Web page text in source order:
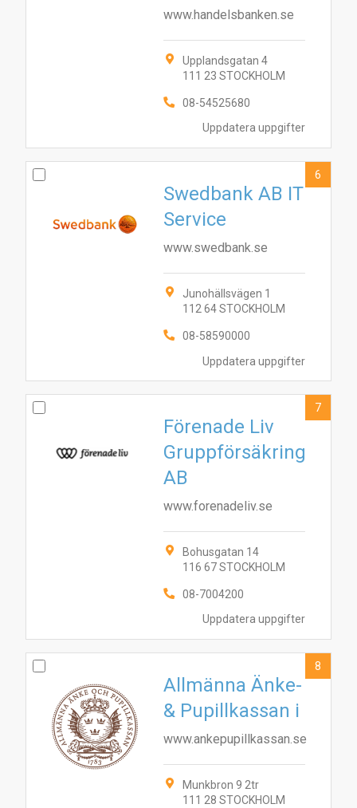
Uppdatera uppgifter
www.handelsbanken.se
Upplandsgatan 4
111 23 STOCKHOLM
08-54525680
Uppdatera uppgifter
Swedbank AB IT
Service
www.swedbank.se
Junohällsvägen 1
112 64 STOCKHOLM
08-58590000
6
Uppdatera uppgifter
Förenade Liv
Gruppförsäkring
AB
www.forenadeliv.se
Bohusgatan 14
116 67 STOCKHOLM
08-7004200
7
Allmänna Änke-
& Pupillkassan i
www.ankepupillkassan.se
Munkbron 9 2tr
111 28 STOCKHOLM
8